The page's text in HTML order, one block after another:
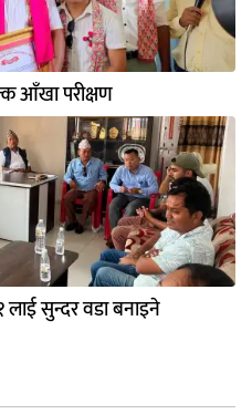
आँखा परीक्षण
लाई सुन्दर वडा बनाइने